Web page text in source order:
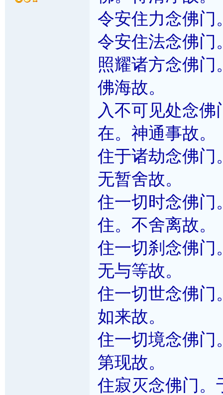
令安住力念佛门
令安住法念佛门
照耀诸方念佛
佛海故。
入不可见处念
在。神通事故。
住于诸劫念佛门
无暂舍故。
住一切时念佛门
住。不舍离故。
住一切刹念佛门
无与等故。
住一切世念佛门
如来故。
住一切境念佛门
第现故。
住寂灭念佛门。